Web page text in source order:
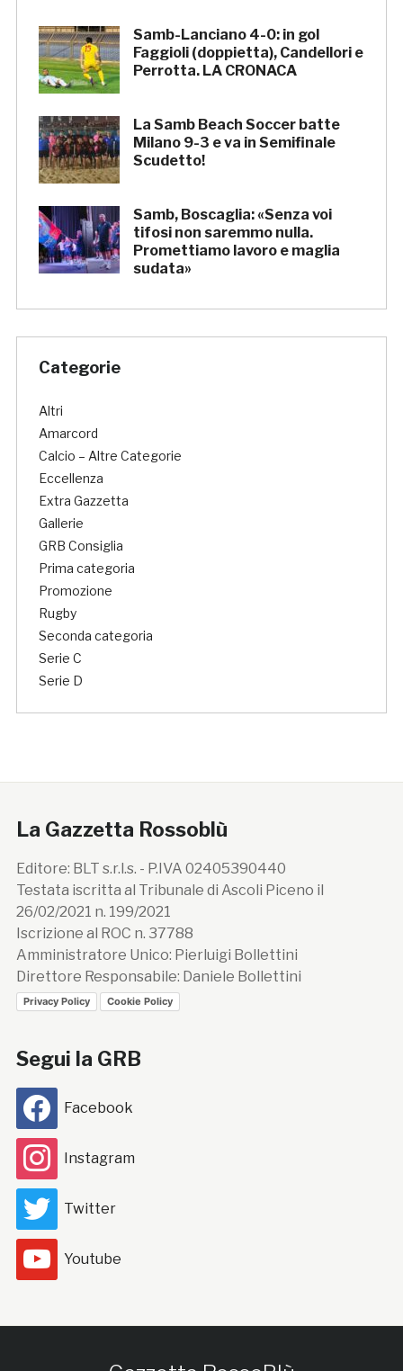
Samb-Lanciano 4-0: in gol
Faggioli (doppietta), Candellori e
Perrotta. LA CRONACA
La Samb Beach Soccer batte
Milano 9-3 e va in Semifinale
Scudetto!
Samb, Boscaglia: «Senza voi
tifosi non saremmo nulla.
Promettiamo lavoro e maglia
sudata»
Categorie
Altri
Amarcord
Calcio – Altre Categorie
Eccellenza
Extra Gazzetta
Gallerie
GRB Consiglia
Prima categoria
Promozione
Rugby
Seconda categoria
Serie C
Serie D
La Gazzetta Rossoblù
Editore: BLT s.r.l.s. - P.IVA 02405390440
Testata iscritta al Tribunale di Ascoli Piceno il
26/02/2021 n. 199/2021
Iscrizione al ROC n. 37788
Amministratore Unico: Pierluigi Bollettini
Direttore Responsabile: Daniele Bollettini
Privacy Policy Cookie Policy
Segui la GRB
Facebook
Instagram
Twitter
Youtube